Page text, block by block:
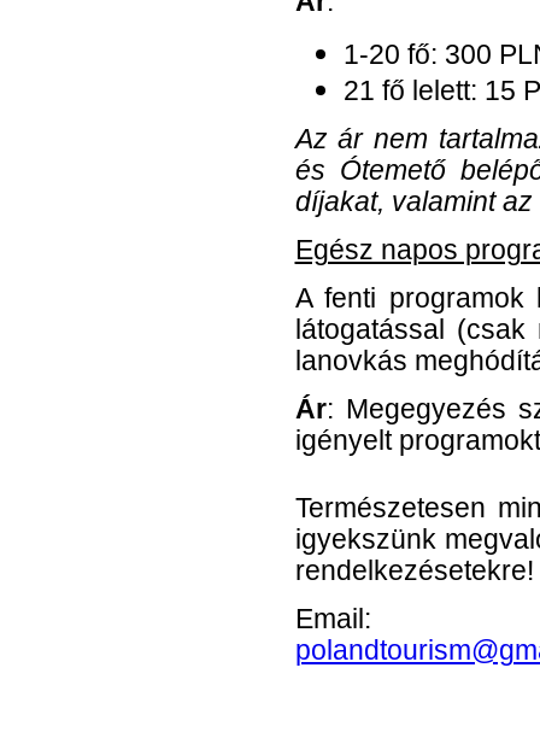
1-20 fő: 300
21 fő lelett: 15
Az ár nem
és Ótemető
díjakat, valamint
Egész napos
A fenti programok
látogatással
lanovkás
Ár: Megegyezés
igényelt
Természetesen
igyekszünk
rendelkezésetekre!